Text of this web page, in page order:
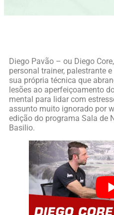
Diego Pavão – ou Diego
personal trainer, palestrante
sua própria técnica que
lesões ao aperfeiçoamento
mental para lidar com
assunto muito ignorado por
edição do programa Sala de
Basilio.